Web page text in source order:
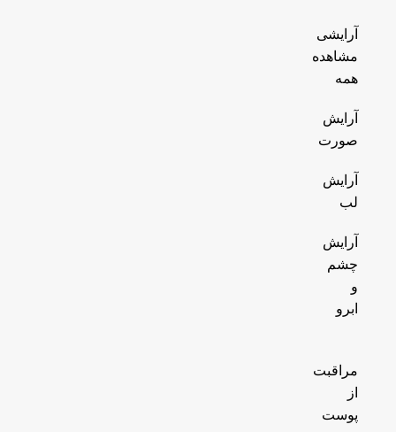
آرایشی
مشاهده
همه
آرایش
صورت
آرایش
لب
آرایش
چشم
و
ابرو
مراقبت
از
پوست